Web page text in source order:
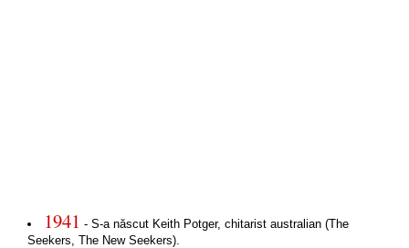
1941 - S-a născut Keith Potger, chitarist australian (The
Seekers, The New Seekers).